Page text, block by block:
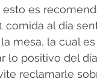
esto es
comida al día
mesa, la cual
lo positivo del
reclamarle